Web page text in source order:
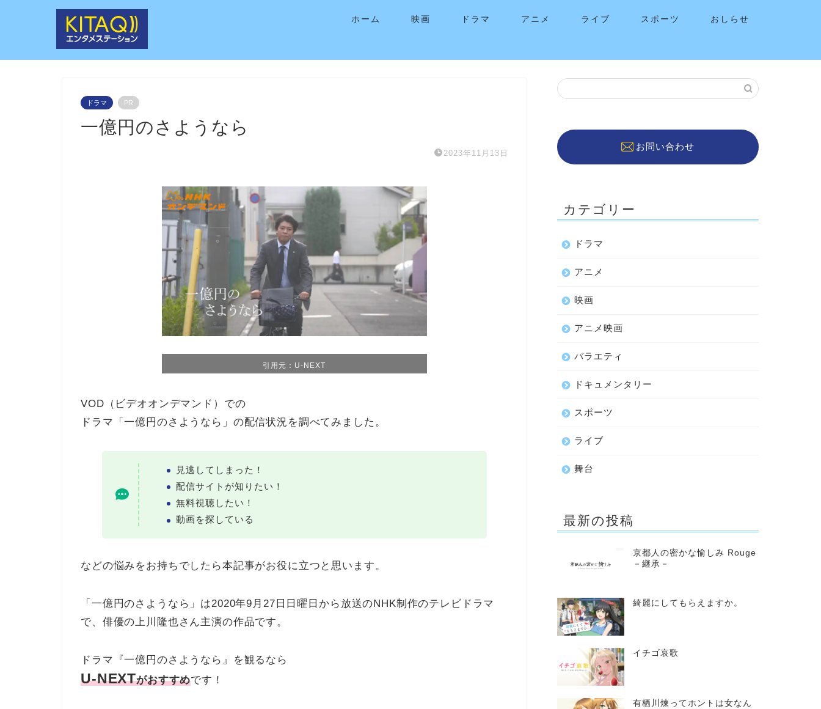
ホーム 映画 ドラマ アニメ ライブ スポーツ おしらせ
ドラマ PR
一億円のさようなら
2023年11月13日
引用元：U-NEXT
VOD（ビデオオンデマンド）での
ドラマ「一億円のさようなら」の配信状況を調べてみました。
見逃してしまった！
配信サイトが知りたい！
無料視聴したい！
動画を探している
などの悩みをお持ちでしたら本記事がお役に立つと思います。
「一億円のさようなら」は2020年9月27日日曜日から放送のNHK制作のテレビドラマ
で、俳優の上川隆也さん主演の作品です。
ドラマ『一億円のさようなら』を観るなら
U-NEXTがおすすめです！
お問い合わせ
カテゴリー
ドラマ
アニメ
映画
アニメ映画
バラエティ
ドキュメンタリー
スポーツ
ライブ
舞台
最新の投稿
京都人の密かな愉しみ Rouge
－継承－
綺麗にしてもらえますか。
イチゴ哀歌
有栖川煉ってホントは女なん